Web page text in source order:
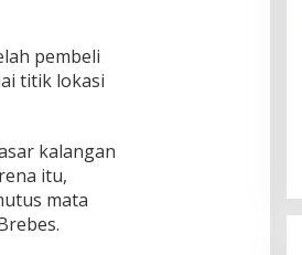
pembeli
titik lokasi
kalangan
itu,
mata